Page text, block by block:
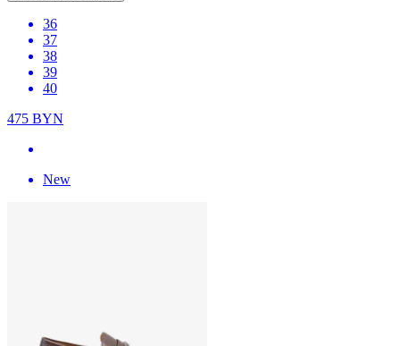
36
37
38
39
40
475 BYN
New